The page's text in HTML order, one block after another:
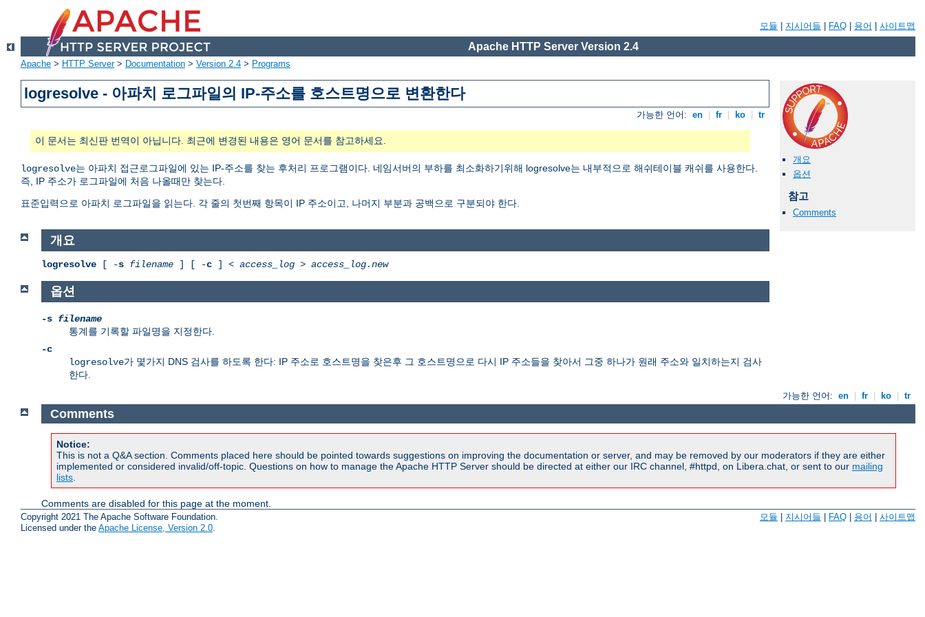
모듈 지시어들 FAQ 용어 사이트맵
Apache HTTP Server Version 2.4
Apache > HTTP Server> Documentation > Version 2.4 > Programs
logresolve - 아파치 로그파일의 IP-주소를 호스트명으로 변환한다
가능한 언어: en fr ko tr
이 문서는 최신판 번역이 아닙니다. 최근에 변경된 내용은 영어 문서를 참고하세요.
logresolve는 아파치 접근로그파일에 있는 IP-주소를 찾는 후처리 프로그램이다. 네임서버의 부하를 최소화하기위해 logresolve는 내부적으로 해쉬테이블 캐쉬를 사용한다.
즉, IP 주소가 로그파일에 처음 나올때만 찾는다.
표준입력으로 아파치 로그파일을 읽는다. 각 줄의 첫번째 항목이 IP 주소이고, 나머지 부분과 공백으로 구분되야 한다.
개요
옵션
참고
Comments
개요
logresolve [ -s filename ] [ -c ] < access_log > access_log.new
옵션
-s filename
통계를 기록할 파일명을 지정한다.
-c
logresolve가 몇가지 DNS 검사를 하도록 한다: IP 주소로 호스트명을 찾은후 그 호스트명으로 다시 IP 주소들을 찾아서 그중 하나가 원래 주소와 일치하는지 검사
한다.
가능한 언어: en fr ko tr
Comments
Notice:
This is not a Q&A section. Comments placed here should be pointed towards suggestions on improving the documentation or server, and may be removed by our moderators if they are either
implemented or considered invalid/off-topic. Questions on how to manage the Apache HTTP Server should be directed at either our IRC channel, #httpd, on Libera.chat, or sent to our mailing
lists.
Comments are disabled for this page at the moment.
Copyright 2021 The Apache Software Foundation.
Licensed under the Apache License, Version 2.0
모듈 지시어들 FAQ 용어 사이트맵